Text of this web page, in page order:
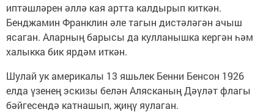
иптәшләрен әллә кая артта калдырып киткән.
Бенджамин Франклин әле тагын дистәләгән ачыш
ясаган. Аларның барысы да кулланышка кергән һәм
халыкка бик ярдәм иткән.
Шулай ук америкалы 13 яшьлек Бенни Бенсон 1926
елда үзенең эскизы белән Алясканың Дәүләт флагы
бәйгесендә катнашып, җиңү яулаган.